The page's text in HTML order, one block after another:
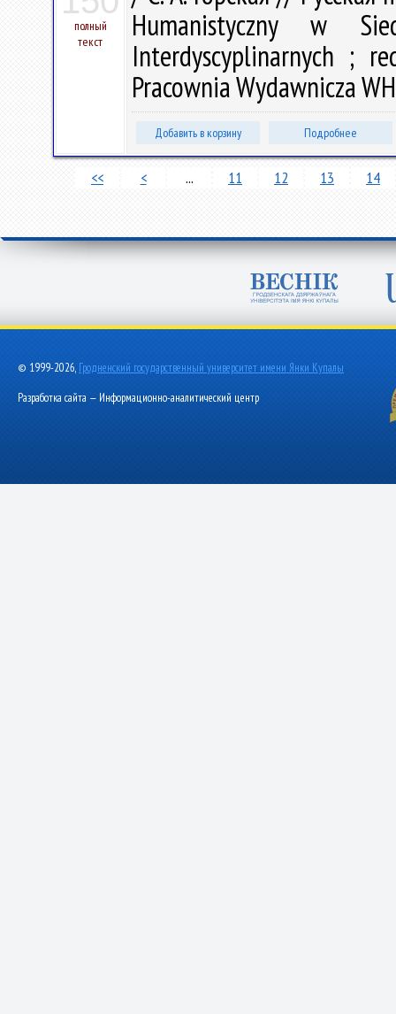
полный
текст
Humanistyczny w
Interdyscyplinarnych ;
Pracownia Wydawnicza
Добавить в корзину Подробнее
<< < ... 11 12 13 14
© 1999-2026, Гродненский государственный университет имени Янки Купалы
Разработка сайта — Информационно-аналитический центр